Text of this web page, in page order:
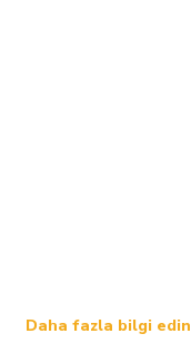
Daha fazla bilgi edin